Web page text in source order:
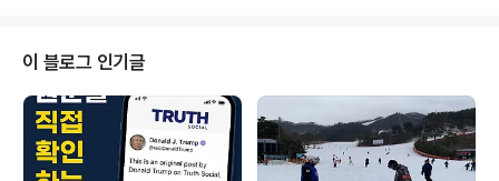
이 블로그 인기글